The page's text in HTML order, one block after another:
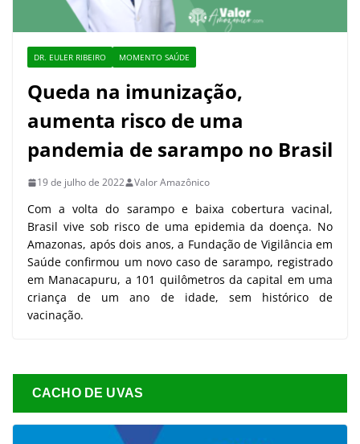
DR. EULER RIBEIRO MOMENTO SAÚDE
Queda na imunização,
aumenta risco de uma
pandemia de sarampo no Brasil
19 de julho de 2022 Valor Amazônico
Com a volta do sarampo e baixa cobertura vacinal,
Brasil vive sob risco de uma epidemia da doença. No
Amazonas, após dois anos, a Fundação de Vigilância em
Saúde confirmou um novo caso de sarampo, registrado
em Manacapuru, a 101 quilômetros da capital em uma
criança de um ano de idade, sem histórico de
vacinação.
CACHO DE UVAS